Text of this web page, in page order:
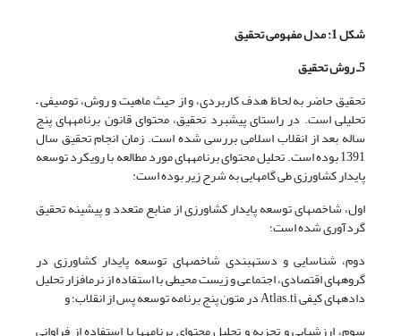
شکل 1: مدل مفهومی تحقیق
5ـ روش تحقیق
تحقیق حاضر به لحاظ هدف کاربردی، و از حیث ماهیت و روش، توصیفی –
تحلیلی است. در راستای پیشبرد تحقیق، محتوای قانون برنامه­های پنج
ساله بعد از انقلاب اسلامی بررسی شده است. زمان انجام تحقیق سال
1391 بوده است. تحلیل محتوای برنامه­های مورد مطالعه با رویکرد توسعه
پایدار کشاورزی طی گام­هایی به شرح زیر بوده است:
اول، شاخص­های توسعه پایدار کشاورزی از منابع متعدد و پیشینه تحقیق
گردآوری شده است؛
دوم، شناسایی و دسته­بندی شاخص­های توسعه پایدار کشاورزی در
گروه­های اقتصادی، اجتماعی و زیست محیطی با استفاده از نرم­افزار تحلیل
داده­های کیفی Atlas.ti در متون پنج برنامه توسعه پس از انقلاب؛ و